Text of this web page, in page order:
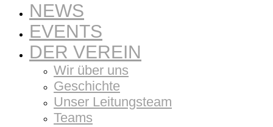
NEWS
EVENTS
DER VEREIN
Wir über uns
Geschichte
Unser Leitungsteam
Teams